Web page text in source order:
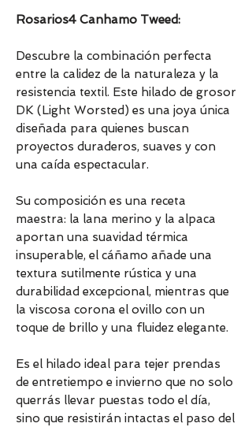
Rosarios4 Canhamo Tweed:
Descubre la combinación perfecta
entre la calidez de la naturaleza y la
resistencia textil. Este hilado de grosor
DK (Light Worsted) es una joya única
diseñada para quienes buscan
proyectos duraderos, suaves y con
una caída espectacular.
Su composición es una receta
maestra: la lana merino y la alpaca
aportan una suavidad térmica
insuperable, el cáñamo añade una
textura sutilmente rústica y una
durabilidad excepcional, mientras que
la viscosa corona el ovillo con un
toque de brillo y una fluidez elegante.
Es el hilado ideal para tejer prendas
de entretiempo e invierno que no solo
querrás llevar puestas todo el día,
sino que resistirán intactas el paso del